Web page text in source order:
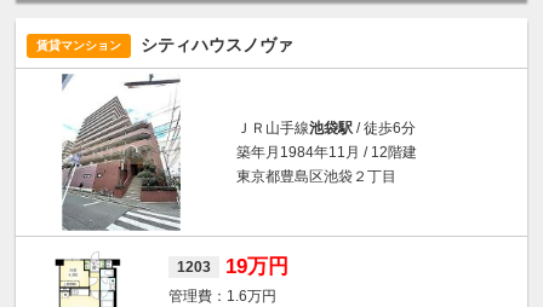
賃貸マンション シティハウスノヴァ
ＪＲ山手線池袋駅 / 徒歩6分
築年月1984年11月 / 12階建
東京都豊島区池袋２丁目
1203 19万円
1.6万円